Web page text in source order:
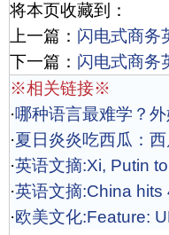
将本页收藏到：
上一篇： 闪电式商务
下一篇： 闪电式商务
※相关链接※
·哪种语言最难学？外
·夏日炎炎吃西瓜：
·英语文摘:Xi, Putin
·英语文摘:China hits
·欧美文化:Feature: